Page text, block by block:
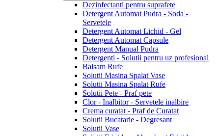
Dezinfectanti pentru suprafete
Detergent Automat Pudra - Soda -
Servetele
Detergent Automat Lichid - Gel
Detergent Automat Capsule
Detergent Manual Pudra
Detergenti - Solutii pentru uz profesional
Balsam Rufe
Solutii Masina Spalat Vase
Solutii Masina Spalat Rufe
Solutii Pete - Praf pete
Clor - Inalbitor - Servetele inalbire
Crema curatat - Praf de Curatat
Solutii Bucatarie - Degresant
Solutii Vase